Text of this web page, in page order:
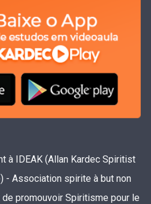
à IDEAK (Allan Kardec Spiritist
- Association spirite à but non
promouvoir Spiritisme pour le